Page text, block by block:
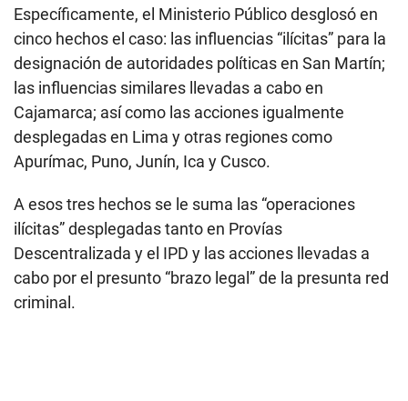
Específicamente, el Ministerio Público desglosó en
cinco hechos el caso: las influencias “ilícitas” para la
designación de autoridades políticas en San Martín;
las influencias similares llevadas a cabo en
Cajamarca; así como las acciones igualmente
desplegadas en Lima y otras regiones como
Apurímac, Puno, Junín, Ica y Cusco.
A esos tres hechos se le suma las “operaciones
ilícitas” desplegadas tanto en Provías
Descentralizada y el IPD y las acciones llevadas a
cabo por el presunto “brazo legal” de la presunta red
criminal.